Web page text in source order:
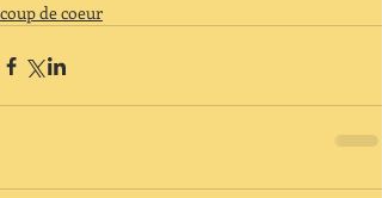
coup de coeur